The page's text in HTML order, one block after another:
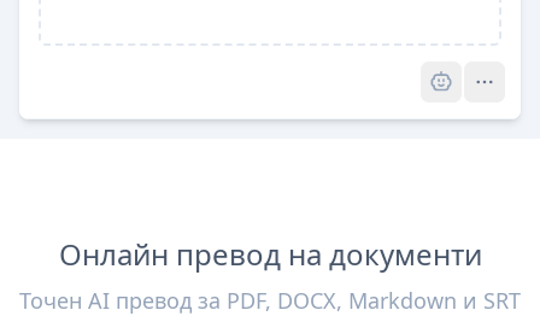
Онлайн превод на документи
Точен AI превод за PDF, DOCX, Markdown и SRT